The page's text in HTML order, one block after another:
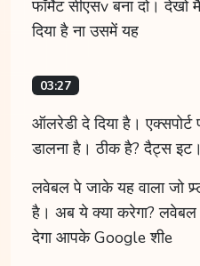
फॉर्मेट सीएसv बना दो।
दिया है ना उसमें यह
03:27
ऑलरेडी दे दिया है।
डालना है। ठीक है? दैट्स
लवेबल पे जाके यह वाला जो
है। अब ये क्या करेगा?
देगा आपके Google शीe